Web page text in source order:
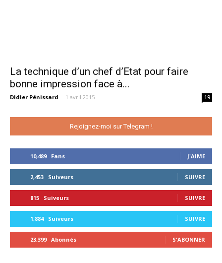
La technique d’un chef d’Etat pour faire
bonne impression face à...
Didier Pénissard - 1 avril 2015 19
Rejoignez-moi sur Telegram !
10,489 Fans J'AIME
2,453 Suiveurs SUIVRE
815 Suiveurs SUIVRE
1,884 Suiveurs SUIVRE
23,399 Abonnés S'ABONNER